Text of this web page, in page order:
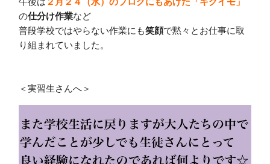
の仕分け作業など
普段学校ではやらない作業にも笑顔で黙々とお仕事に取
り組まれていました。
＜実習生さんへ＞